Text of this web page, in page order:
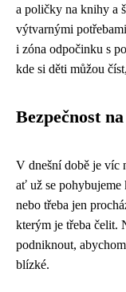
a poličky na knihy a
výtvarnými
i zóna odpočinku s
kde si děti můžou
Bezpečnost
V dnešní době je víc
ať už se
nebo třeba jen
kterým je třeba čelit.
podniknout,
blízké.